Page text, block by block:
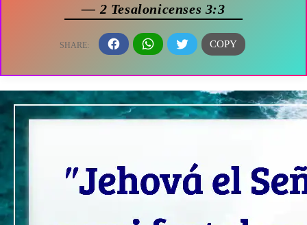
— 2 Tesalonicenses 3:3